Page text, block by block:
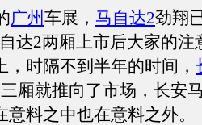
广州车展， 马自达2劲翔
达2两厢上市后大家的注
时隔不到半年的时间，
厢就推向了市场，长安
料之中也在意料之外。